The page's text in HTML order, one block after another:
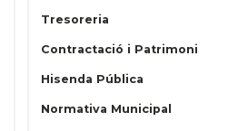
Tresoreria
Contractació i Patrimoni
Hisenda Pública
Normativa Municipal